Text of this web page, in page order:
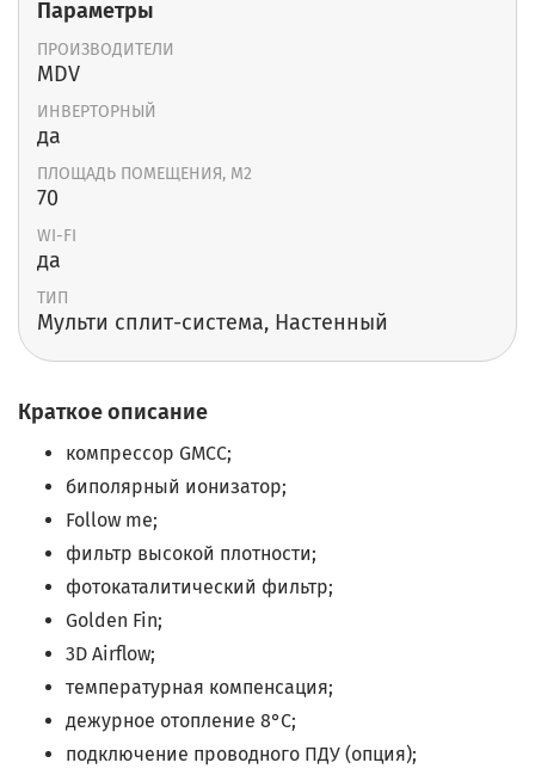
Параметры
ПРОИЗВОДИТЕЛИ
MDV
ИНВЕРТОРНЫЙ
да
ПЛОЩАДЬ ПОМЕЩЕНИЯ, М2
70
WI-FI
да
ТИП
Мульти сплит-cистема, Настенный
Краткое описание
компрессор GMCC;
биполярный ионизатор;
Follow me;
фильтр высокой плотности;
фотокаталитический фильтр;
Golden Fin;
3D Airflow;
температурная компенсация;
дежурное отопление 8°С;
подключение проводного ПДУ (опция);